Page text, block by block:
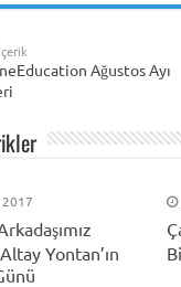
Ağustos Ayı
2017
Yontan’ın